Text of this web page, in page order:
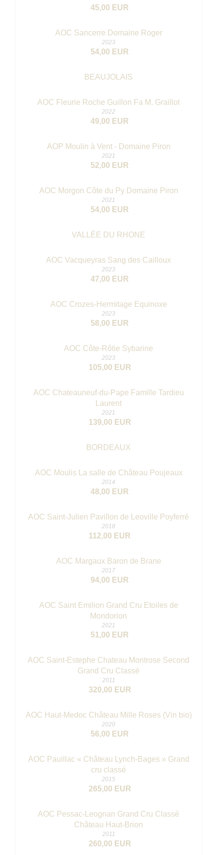
45,00 EUR
AOC Sancerre Domaine Roger
2023
54,00 EUR
BEAUJOLAIS
AOC Fleurie Roche Guillon Fa M. Graillot
2022
49,00 EUR
AOP Moulin à Vent - Domaine Piron
2021
52,00 EUR
AOC Morgon Côte du Py Domaine Piron
2021
54,00 EUR
VALLÉE DU RHONE
AOC Vacqueyras Sang des Cailloux
2023
47,00 EUR
AOC Crozes-Hermitage Equinoxe
2023
58,00 EUR
AOC Côte-Rôtie Sybarine
2023
105,00 EUR
AOC Chateauneuf-du-Pape Famille Tardieu
Laurent
2021
139,00 EUR
BORDEAUX
AOC Moulis La salle de Château Poujeaux
2014
48,00 EUR
AOC Saint-Julien Pavillon de Leoville Poyferré
2018
112,00 EUR
AOC Margaux Baron de Brane
2017
94,00 EUR
AOC Saint Emilion Grand Cru Etoiles de
Mondorion
2021
51,00 EUR
AOC Saint-Estephe Chateau Montrose Second
Grand Cru Classé
2011
320,00 EUR
AOC Haut-Medoc Château Mille Roses (Vin bio)
2020
56,00 EUR
AOC Pauillac « Château Lynch-Bages » Grand
cru classé
2015
265,00 EUR
AOC Pessac-Leognan Grand Cru Classé
Château Haut-Brion
2011
260,00 EUR